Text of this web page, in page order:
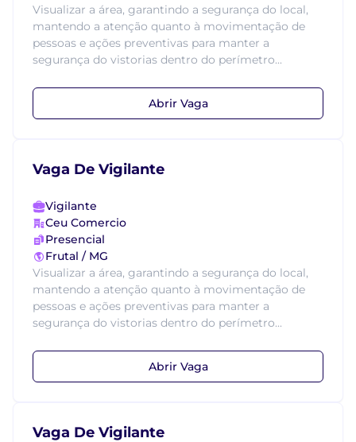
Visualizar a área, garantindo a segurança do local,
mantendo a atenção quanto à movimentação de
pessoas e ações preventivas para manter a
segurança do vistorias dentro do perímetro...
Abrir Vaga
Vaga De Vigilante
Vigilante
Ceu Comercio
Presencial
Frutal / MG
Visualizar a área, garantindo a segurança do local,
mantendo a atenção quanto à movimentação de
pessoas e ações preventivas para manter a
segurança do vistorias dentro do perímetro...
Abrir Vaga
Vaga De Vigilante